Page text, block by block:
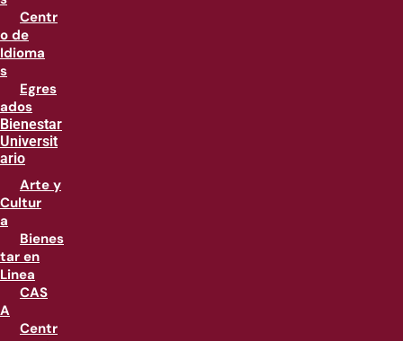
Centr
o de
Idioma
s
Egres
ados
Bienestar
Universit
ario
Arte y
Cultur
a
Bienes
tar en
Linea
CAS
A
Centr